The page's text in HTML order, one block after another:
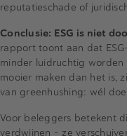
reputatieschade of
Conclusie: ESG is niet
rapport toont aan dat
minder luidruchtig worden
mooier maken dan het is,
van greenhushing: wél
Voor beleggers betekent
verdwijnen – ze